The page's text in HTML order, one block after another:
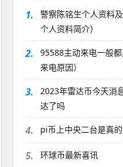
1.
警察陈铭生个人资料
个人资料简介）
2.
95588主动来电一般
来电原因）
3.
2023年雷达币今天消
达了吗
4. pi币上中央二台是真
5. 环球币最新喜讯